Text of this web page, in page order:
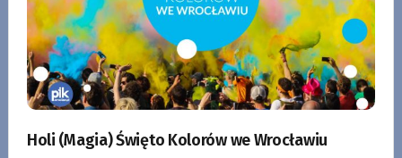
Holi (Magia) Święto Kolorów we Wrocławiu